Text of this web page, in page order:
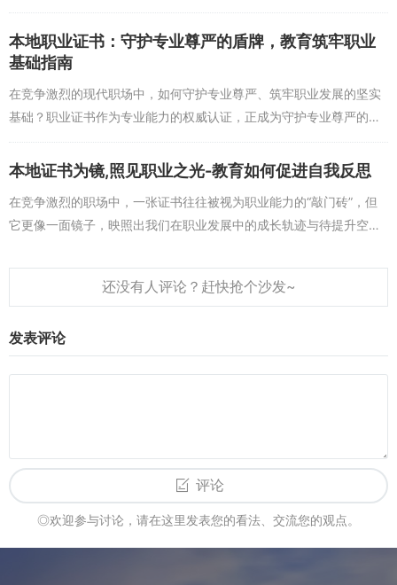
如何避免证书与教育投资误区：提升职业规划的精准度
在职业证书与教育投资的过程中，许多人容易陷入盲目跟风的误
区，导致时间和精力的浪费，偏离职业彼岸的航向。常见误区包括：
盲目追求热门证书而忽视个人兴趣，看到“考公热”就盲目报考与专业
不符的公务员证书，结果因缺乏兴趣难以坚持；忽视教育的系统性，
碎片化学习证书考试，导致知识不成体系，无法形成核心竞争力；以
及过度依赖证书而忽视实践能力，认为有证书就等于有能力，最终在
要避免这些误区，需要明确职业定位，根据自身兴趣和优势选择
应侧重MBA、PMP等管理认证；注重教育的系统性，通过学历教育或
专业培训构建完整知识框架，再结合证书考试巩固重点；坚持“实践优
先”原则，将证书知识应用于实际工作，在解决问题中提升能力，让证
书真正成为职业发展的“助推器”而非“装饰品”。
标是“终点坐标”，需要结合个人兴趣、行业趋势和自身能力，设定短
期、中期、长期目标，短期目标是1年内考取初级证书，中期目标是3
年内晋升为部门主管，长期目标是成为行业内的技术专家；证书体系
的思维模式，正成为引领行业潮头的关键引擎，而教育体系如何培养
具备前瞻视野的创新...
本地职业证书：守护专业尊严的盾牌，教育筑牢职业
基础指南
在竞争激烈的现代职场中，如何守护专业尊严、筑牢职业发展的坚实
基础？职业证书作为专业能力的权威认证，正成为守护专业尊严的重
要盾牌，而教育则是支撑这一盾牌的根基，两者共同构筑起职场人士
的核心竞争力。 职...
本地证书为镜,照见职业之光-教育如何促进自我反思
在竞争激烈的职场中，一张证书往往被视为职业能力的“敲门砖”，但
它更像一面镜子，映照出我们在职业发展中的成长轨迹与待提升空
更是促进自我反思的重...
发表评论
评论
◎欢迎参与讨论，请在这里发表您的看法、交流您的观点。